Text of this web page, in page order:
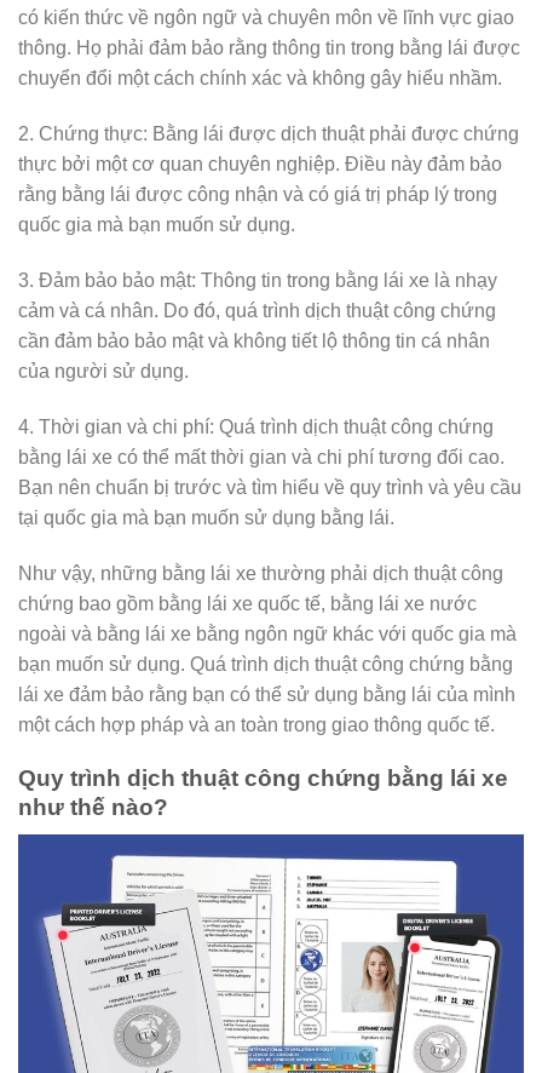
có kiến thức về ngôn ngữ và chuyên môn về lĩnh vực giao
thông. Họ phải đảm bảo rằng thông tin trong bằng lái được
chuyển đổi một cách chính xác và không gây hiểu nhầm.
2. Chứng thực: Bằng lái được dịch thuật phải được chứng
thực bởi một cơ quan chuyên nghiệp. Điều này đảm bảo
rằng bằng lái được công nhận và có giá trị pháp lý trong
quốc gia mà bạn muốn sử dụng.
3. Đảm bảo bảo mật: Thông tin trong bằng lái xe là nhạy
cảm và cá nhân. Do đó, quá trình dịch thuật công chứng
cần đảm bảo bảo mật và không tiết lộ thông tin cá nhân
của người sử dụng.
4. Thời gian và chi phí: Quá trình dịch thuật công chứng
bằng lái xe có thể mất thời gian và chi phí tương đối cao.
Bạn nên chuẩn bị trước và tìm hiểu về quy trình và yêu cầu
tại quốc gia mà bạn muốn sử dụng bằng lái.
Như vậy, những bằng lái xe thường phải dịch thuật công
chứng bao gồm bằng lái xe quốc tế, bằng lái xe nước
ngoài và bằng lái xe bằng ngôn ngữ khác với quốc gia mà
bạn muốn sử dụng. Quá trình dịch thuật công chứng bằng
lái xe đảm bảo rằng bạn có thể sử dụng bằng lái của mình
một cách hợp pháp và an toàn trong giao thông quốc tế.
Quy trình dịch thuật công chứng bằng lái xe
như thế nào?